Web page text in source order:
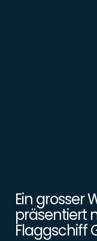
Ein grosser
präsentiert
Flaggschiff